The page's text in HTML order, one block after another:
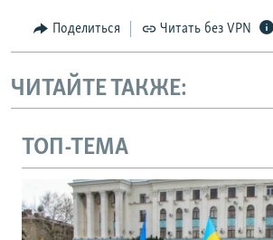
Поделиться Читать без VPN
ЧИТАЙТЕ ТАКЖЕ:
ТОП-ТЕМА